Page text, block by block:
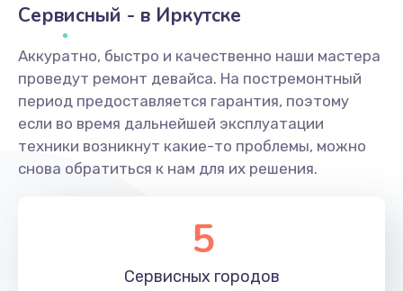
Сервисный - в Иркутске
Аккуратно, быстро и качественно наши мастера
проведут ремонт девайса. На постремонтный
период предоставляется гарантия, поэтому
если во время дальнейшей эксплуатации
техники возникнут какие-то проблемы, можно
снова обратиться к нам для их решения.
5
Сервисных городов